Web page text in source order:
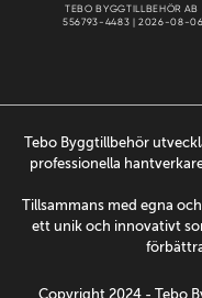
Tebo Byggtillbehör
professionella
Tillsammans med egna
ett unik och innovativt
Copyright 2024 - Tebo